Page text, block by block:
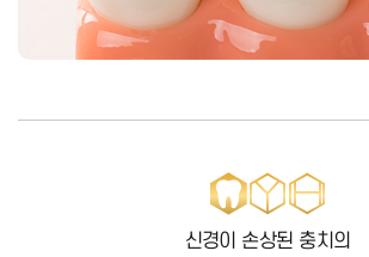
신경이 손상된 충치의